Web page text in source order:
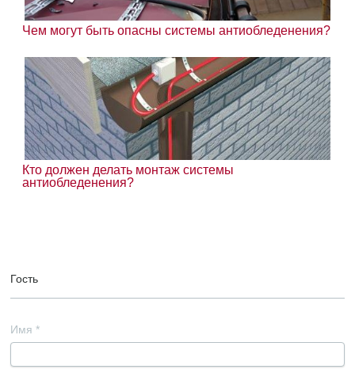
Чем могут быть опасны системы антиобледенения?
Кто должен делать монтаж системы
антиобледенения?
Гость
Имя *